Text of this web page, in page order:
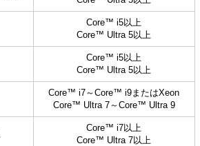
Core™ i5以上
Core™ Ultra 5以上
Core™ i5以上
Core™ Ultra 5以上
Core™ i7～Core™ i9またはXeon
Core™ Ultra 7～Core™ Ultra 9
Core™ i7以上
Core™ Ultra 7以上